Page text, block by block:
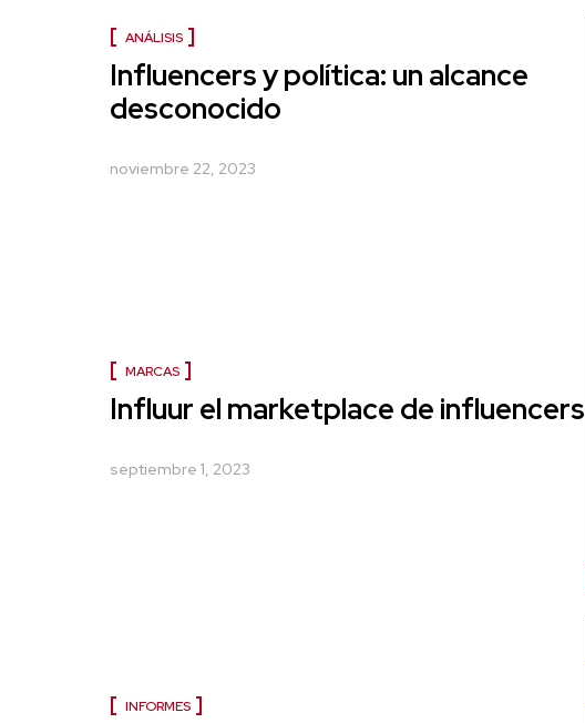
ANÁLISIS
Influencers y política: un alcance
desconocido
noviembre 22, 2023
MARCAS
Influur el marketplace de influencers
septiembre 1, 2023
INFORMES